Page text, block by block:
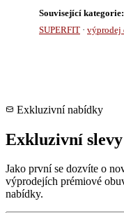
Související kategorie:
SUPERFIT · výprodej
Exkluzivní nabídky
Exkluzivní
Jako první se dozvíte o
výprodejích prémiové
nabídky.